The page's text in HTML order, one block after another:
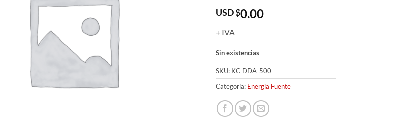
USD $0.00
+ IVA
Sin existencias
SKU: KC-DDA-500
Categoría: Energia Fuente